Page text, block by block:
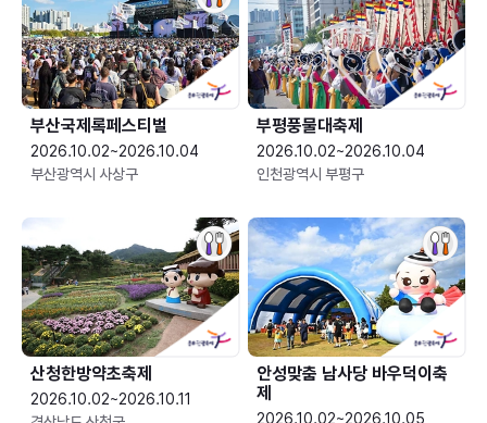
부산국제록페스티벌
2026.10.02~2026.10.04
부산광역시 사상구
부평풍물대축제
2026.10.02~2026.10.04
인천광역시 부평구
산청한방약초축제
2026.10.02~2026.10.11
안성맞춤 남사당 바우덕이축
제
2026.10.02~2026.10.05